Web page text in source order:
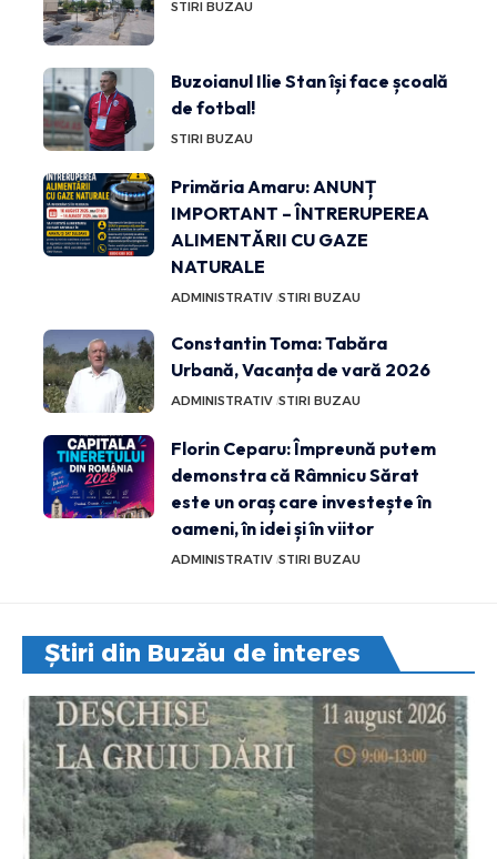
STIRI BUZAU
Buzoianul Ilie Stan își face școală
de fotbal!
STIRI BUZAU
Primăria Amaru: ANUNȚ
IMPORTANT – ÎNTRERUPEREA
ALIMENTĂRII CU GAZE
NATURALE
ADMINISTRATIV STIRI BUZAU
Constantin Toma: Tabăra
Urbană, Vacanța de vară 2026
ADMINISTRATIV STIRI BUZAU
Florin Ceparu: Împreună putem
demonstra că Râmnicu Sărat
este un oraș care investește în
oameni, în idei și în viitor
ADMINISTRATIV STIRI BUZAU
Știri din Buzău de interes